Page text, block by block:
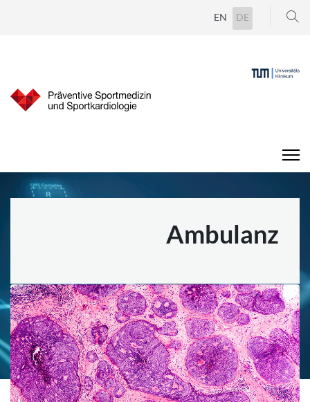
Sprache
EN DE
Suchen
Ambulanz